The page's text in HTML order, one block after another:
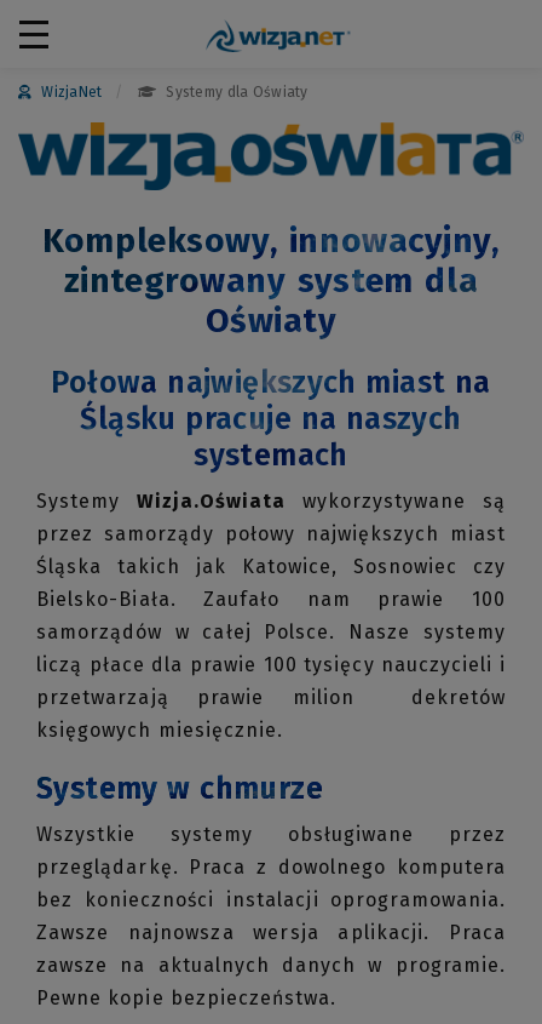
WizjaNet Systemy dla Oświaty
Kompleksowy, innowacyjny,
zintegrowany system dla
Oświaty
Połowa największych miast na
Śląsku pracuje na naszych
systemach
Systemy Wizja.Oświata
wykorzystywane są
przez samorządy połowy największych miast
Śląska takich jak Katowice, Sosnowiec czy
Bielsko-Biała. Zaufało nam prawie 100
samorządów w całej Polsce. Nasze systemy
liczą płace dla prawie 100 tysięcy nauczycieli i
przetwarzają prawie milion dekretów
księgowych miesięcznie.
Systemy w chmurze
Wszystkie systemy obsługiwane przez
przeglądarkę. Praca z dowolnego komputera
bez konieczności instalacji oprogramowania.
Zawsze najnowsza wersja aplikacji. Praca
zawsze na aktualnych danych w programie.
Pewne kopie bezpieczeństwa.